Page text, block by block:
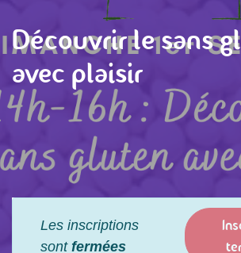
Découvrir le sans
avec plaisir
Les inscriptions
sont fermées